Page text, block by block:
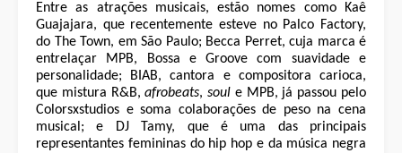
Entre as atrações musicais, estão nomes como Kaê
Guajajara, que recentemente esteve no Palco Factory,
do The Town, em São Paulo; Becca Perret, cuja marca é
entrelaçar MPB, Bossa e Groove com suavidade e
personalidade; BIAB, cantora e compositora carioca,
que mistura R&B,afrobeats,soul e MPB, já passou pelo
Colorsxstudios e soma colaborações de peso na cena
musical; e DJ Tamy, que é uma das principais
representantes femininas do hip hop e da música negra